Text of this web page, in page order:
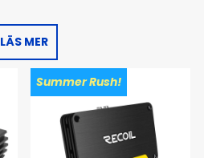
LÄS MER
Summer Rush!